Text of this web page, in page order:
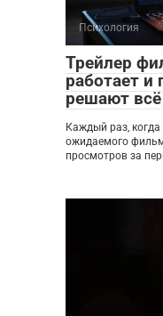
Психология
Трейлер
работает
решают всё
Каждый раз,
ожидаемого
просмотров за